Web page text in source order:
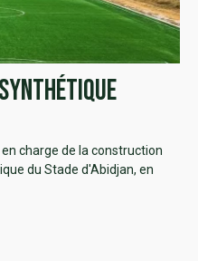
charge de la construction
du Stade d'Abidjan, en